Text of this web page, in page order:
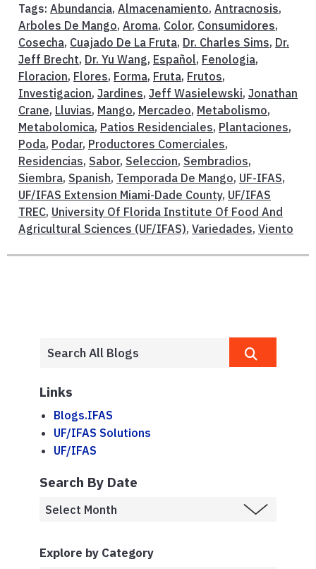
Tags: Abundancia, Almacenamiento, Antracnosis,
Arboles De Mango, Aroma, Color, Consumidores,
Cosecha, Cuajado De La Fruta, Dr. Charles Sims, Dr.
Jeff Brecht, Dr. Yu Wang, Español, Fenologia,
Floracion, Flores, Forma, Fruta, Frutos,
Investigacion, Jardines, Jeff Wasielewski, Jonathan
Crane, Lluvias, Mango, Mercadeo, Metabolismo,
Metabolomica, Patios Residenciales, Plantaciones,
Poda, Podar, Productores Comerciales,
Residencias, Sabor, Seleccion, Sembradios,
Siembra, Spanish, Temporada De Mango, UF-IFAS,
UF/IFAS Extension Miami-Dade County, UF/IFAS
TREC, University Of Florida Institute Of Food And
Agricultural Sciences (UF/IFAS), Variedades, Viento
Links
Blogs.IFAS
UF/IFAS Solutions
UF/IFAS
Search By Date
Explore by Category